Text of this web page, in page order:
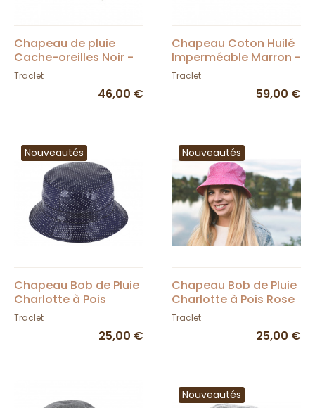
Chapeau de pluie
Cache-oreilles Noir -
Pipolaki
Traclet
46,00 €
Chapeau Coton Huilé
Imperméable Marron -
Hatman
Traclet
59,00 €
Nouveautés
Chapeau Bob de Pluie
Charlotte à Pois
Marine - Traclet
Traclet
25,00 €
Nouveautés
Chapeau Bob de Pluie
Charlotte à Pois Rose
- Traclet
Traclet
25,00 €
Nouveautés